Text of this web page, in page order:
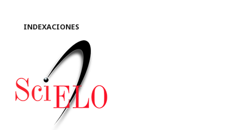
INDEXACIONES